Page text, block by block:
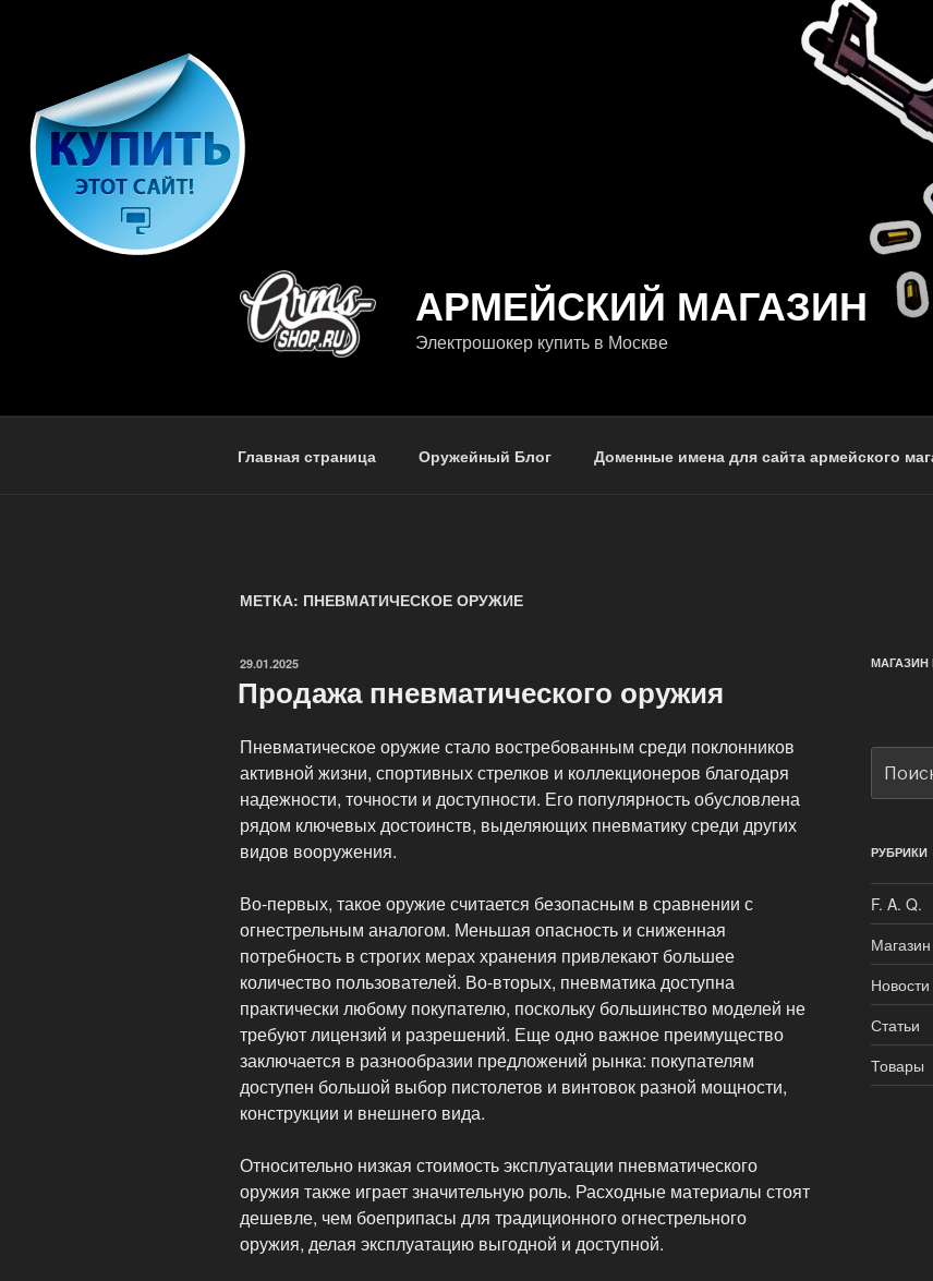
АРМЕЙСКИЙ МАГАЗИН
Электрошокер купить в Москве
Главная страница Оружейный Блог Доменные имена для сайта армейского
МЕТКА: ПНЕВМАТИЧЕСКОЕ ОРУЖИЕ
ОПУБЛИКОВАНО
29.01.2025
Продажа пневматического оружия
Пневматическое оружие стало востребованным среди поклонников
активной жизни, спортивных стрелков и коллекционеров благодаря
надежности, точности и доступности. Его популярность обусловлена
рядом ключевых достоинств, выделяющих пневматику среди других
видов вооружения.
Во-первых, такое оружие считается безопасным в сравнении с
огнестрельным аналогом. Меньшая опасность и сниженная
потребность в строгих мерах хранения привлекают большее
количество пользователей. Во-вторых, пневматика доступна
практически любому покупателю, поскольку большинство моделей не
требуют лицензий и разрешений. Еще одно важное преимущество
заключается в разнообразии предложений рынка: покупателям
доступен большой выбор пистолетов и винтовок разной мощности,
конструкции и внешнего вида.
Относительно низкая стоимость эксплуатации пневматического
оружия также играет значительную роль. Расходные материалы стоят
дешевле, чем боеприпасы для традиционного огнестрельного
оружия, делая эксплуатацию выгодной и доступной.
МАГАЗИН
РУБРИКИ
F. A. Q.
Магазин
Новости
Статьи
Товары